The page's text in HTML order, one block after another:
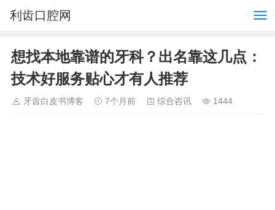
利齿口腔网
想找本地靠谱的牙科？出名靠这几点：
技术好服务贴心才有人推荐
牙齿白皮书博客 7个月前 综合咨讯 1444